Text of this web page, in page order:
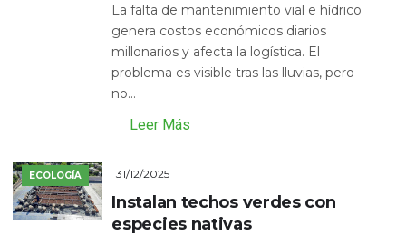
La falta de mantenimiento vial e hídrico
genera costos económicos diarios
millonarios y afecta la logística. El
problema es visible tras las lluvias, pero
no...
Leer Más
ECOLOGÍA 31/12/2025
Instalan techos verdes con
especies nativas